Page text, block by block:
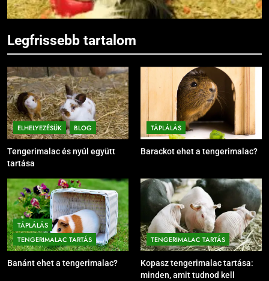
Legfrissebb tartalom
ELHELYEZÉSÜK BLOG
Tengerimalac és nyúl együtt
tartása
TÁPLÁLÁS
Barackot ehet a tengerimalac?
TÁPLÁLÁS
TENGERIMALAC TARTÁS
Banánt ehet a tengerimalac?
TENGERIMALAC TARTÁS
Kopasz tengerimalac tartása:
minden, amit tudnod kell